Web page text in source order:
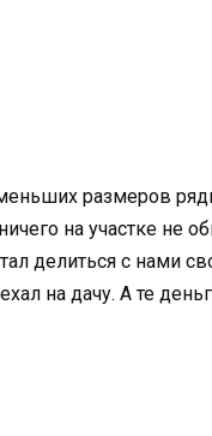
размеров
на участке не
делиться с нами
на дачу. А те